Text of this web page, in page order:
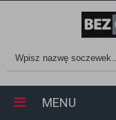
MENU